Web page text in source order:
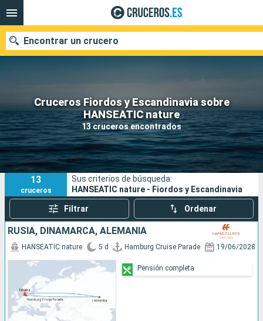
Cruceros Fiordos y Escandinavia sobre
HANSEATIC nature
13 cruceros encontrados
Encontrar un crucero
Nuestros destinos
Fecha de salida
Puertos Compañías
Buscar
13
cruceros
Sus criterios de búsqueda:
HANSEATIC nature - Fiordos y Escandinavia
Filtrar Ordenar
RUSIA, DINAMARCA, ALEMANIA
HANSEATIC nature 5 d Hamburg Cruise Parade 19/06/2028
Pensión completa